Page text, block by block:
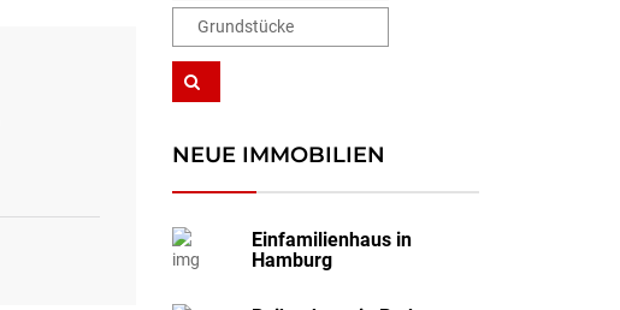
Grundstücke
NEUE IMMOBILIEN
Einfamilienhaus in
Hamburg